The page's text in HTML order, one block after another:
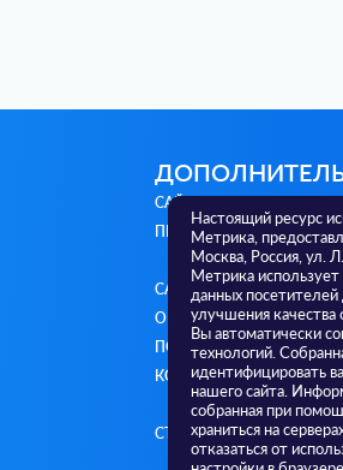
САЙТ МИНИСТЕРСТВА
ПРОСВЕЩЕНИЯ РФ
САЙТ МИНИСТЕРСТВА
ОБРАЗОВАНИЯ И НАУКИ
ПОЛИТИКА
КОНФИДЕНЦИАЛЬНОСТИ
СТАРЫЙ САЙТ
Настоящий ресурс
Метрика,
Москва, Россия, ул.
Метрика
данных
улучшения качества
Вы автоматически
технологий.
идентифицировать
нашего сайта.
собранная при
храниться на
отказаться от